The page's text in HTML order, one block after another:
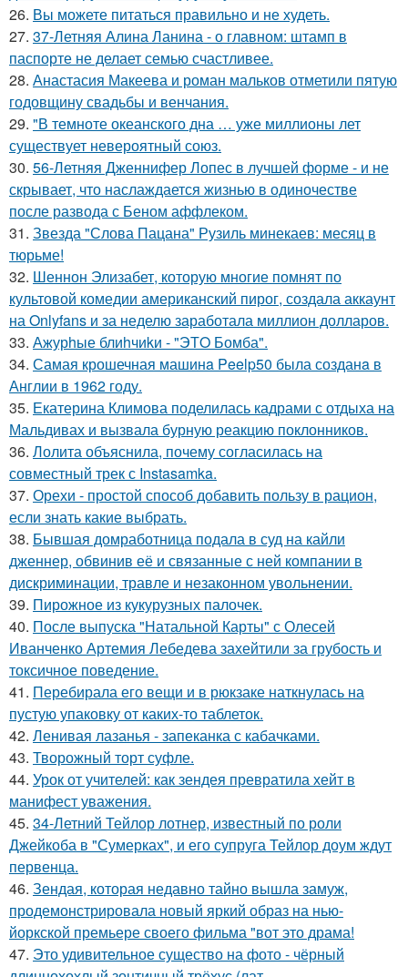
26. Вы можете питаться правильно и не худеть.
27. 37-Летняя Алина Ланина - о главном: штамп в
паспорте не делает семью счастливее.
28. Анастасия Макеева и роман мальков отметили пятую
годовщину свадьбы и венчания.
29. "В темноте океанского дна … уже миллионы лет
существует невероятный союз.
30. 56-Летняя Дженнифер Лопес в лучшей форме - и не
скрывает, что наслаждается жизнью в одиночестве
после развода с Беном аффлеком.
31. Звезда "Слова Пацана" Рузиль минекаев: месяц в
тюрьме!
32. Шеннон Элизабет, которую многие помнят по
культовой комедии американский пирог, создала аккаунт
на Onlyfans и за неделю заработала миллион долларов.
33. Ажурhые блиhчиkи - "ЭТO Бомба".
34. Самая крошечная машинa Peelp50 была созданa в
Англии в 1962 году.
35. Екатерина Климова поделилась кадрами с отдыха на
Мальдивах и вызвала бурную реакцию поклонников.
36. Лолита объяснила, почему согласилась на
совместный трек с Instasamka.
37. Орехи - простой способ добавить пользу в рацион,
если знать какие выбрать.
38. Бывшая домработница подала в суд на кайли
дженнер, обвинив её и связанные с ней компании в
дискриминации, травле и незаконном увольнении.
39. Пирожное из кукурузных палочек.
40. После выпуска "Натальной Карты" с Олесей
Иванченко Артемия Лебедева захейтили за грубость и
токсичное поведение.
41. Перебирала его вещи и в рюкзаке наткнулась на
пустую упаковку от каких-то таблеток.
42. Ленивая лазанья - запеканка с кабачками.
43. Творожный торт суфле.
44. Урок от учителей: как зендея превратила хейт в
манифест уважения.
45. 34-Летний Тейлор лотнер, известный по роли
Джейкоба в "Сумерках", и его супруга Тейлор доум ждут
первенца.
46. Зендая, которая недавно тайно вышла замуж,
продемонстрировала новый яркий образ на нью-
йоркской премьере своего фильма "вот это драма!
47. Это удивительное существо на фото - чёрный